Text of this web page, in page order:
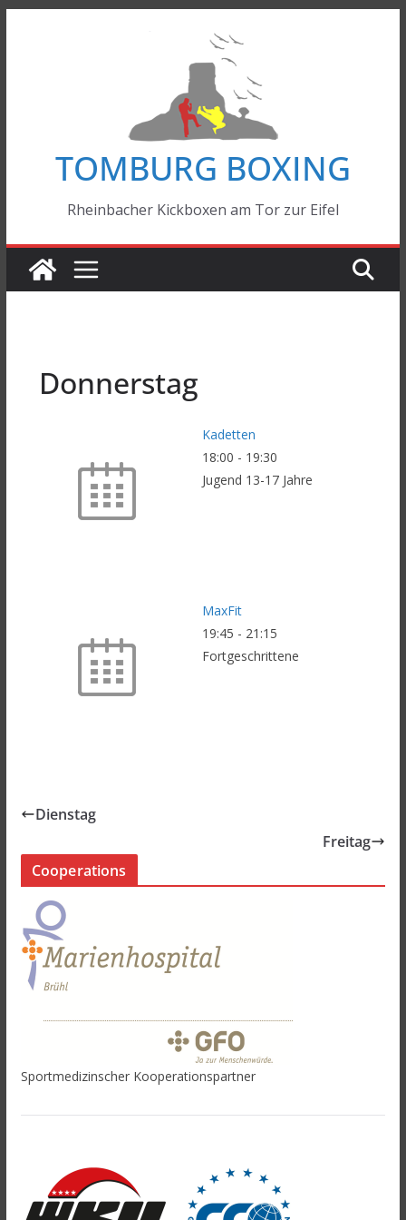
TOMBURG BOXING
Rheinbacher Kickboxen am Tor zur Eifel
Donnerstag
Kadetten
18:00 - 19:30
Jugend 13-17 Jahre
MaxFit
19:45 - 21:15
Fortgeschrittene
Dienstag
Freitag
Cooperations
Sportmedizinscher Kooperationspartner